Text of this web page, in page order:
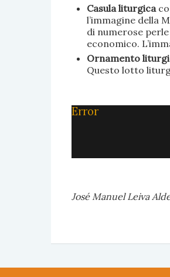
Casula liturgica
l’immagine della
di numerose
economico.
Ornamento
Questo lotto
Error
José Manuel Leiva